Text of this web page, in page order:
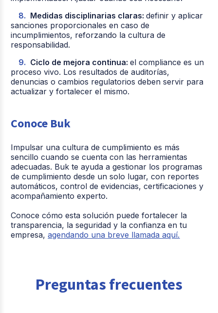
Medidas disciplinarias claras:definir y aplicar
sanciones proporcionales en caso de
incumplimientos, reforzando la cultura de
responsabilidad.
Ciclo de mejora continua:el compliance es un
proceso vivo. Los resultados de auditorías,
denuncias o cambios regulatorios deben servir para
actualizar y fortalecer el mismo.
Conoce Buk
Impulsar una cultura de cumplimiento es más
sencillo cuando se cuenta con las herramientas
adecuadas. Buk te ayuda a gestionar los programas
de cumplimiento desde un solo lugar, con reportes
automáticos, control de evidencias, certificaciones y
acompañamiento experto.
Conoce cómo esta solución puede fortalecer la
transparencia, la seguridad y la confianza en tu
empresa,agendando una breve llamada aquí.
Preguntas frecuentes